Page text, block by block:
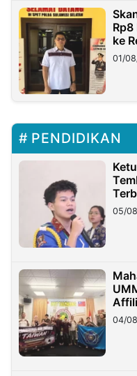
ke
01/
PENDIDIKAN
05/
04/